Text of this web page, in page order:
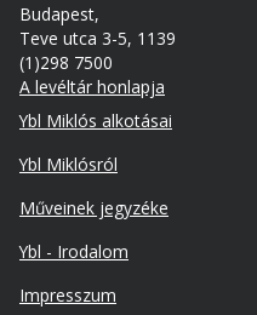
Budapest,
Teve utca 3-5, 1139
(1)298 7500
A levéltár honlapja
Footer
Ybl Miklós alkotásai
Ybl Miklósról
Műveinek jegyzéke
Ybl - Irodalom
Lábléc
másodlagos
Impresszum